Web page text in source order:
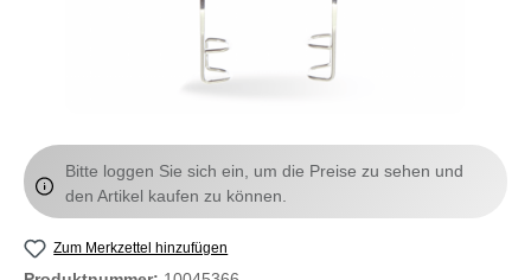
Bitte loggen Sie sich ein, um die Preise zu sehen und
den Artikel kaufen zu können.
Zum Merkzettel hinzufügen